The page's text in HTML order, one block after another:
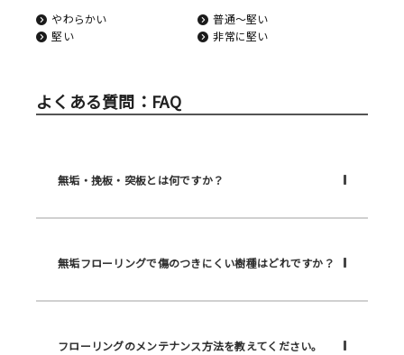
やわらかい
普通〜堅い
堅い
非常に堅い
よくある質問：FAQ
無垢・挽板・突板とは何ですか？
無垢フローリングで傷のつきにくい樹種はどれですか？
フローリングのメンテナンス方法を教えてください。